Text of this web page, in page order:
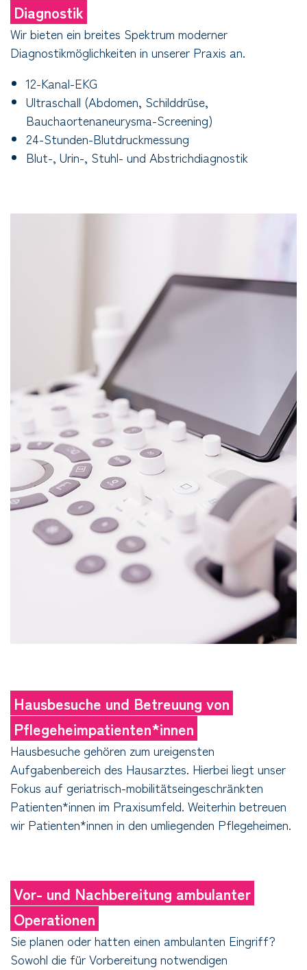
Diagnostik
Wir bieten ein breites Spektrum moderner
Diagnostikmöglichkeiten in unserer Praxis an.
12-Kanal-EKG
Ultraschall (Abdomen, Schilddrüse,
Bauchaortenaneurysma-Screening)
24-Stunden-Blutdruckmessung
Blut-, Urin-, Stuhl- und Abstrichdiagnostik
Hausbesuche und Betreuung von
Pflegeheimpatienten*innen
Hausbesuche gehören zum ureigensten
Aufgabenbereich des Hausarztes. Hierbei liegt unser
Fokus auf geriatrisch-mobilitätseingeschränkten
Patienten*innen im Praxisumfeld. Weiterhin betreuen
wir Patienten*innen in den umliegenden Pflegeheimen.
Vor- und Nachbereitung ambulanter
Operationen
Sie planen oder hatten einen ambulanten Eingriff?
Sowohl die für Vorbereitung notwendigen